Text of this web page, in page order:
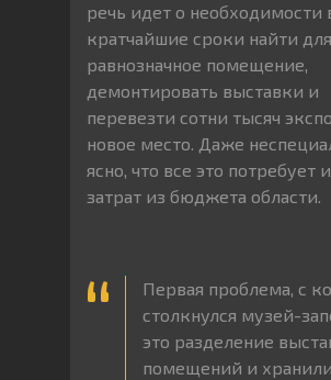
речь идет о необходимости
кратчайшие сроки найти
равнозначное помещение,
демонтировать выставки и
перевезти сотни тысяч
новое место. Даже
ясно, что все это потребует
затрат из бюджета области.
Первая проблема, с
столкнулся музей-
это разделение
помещений и